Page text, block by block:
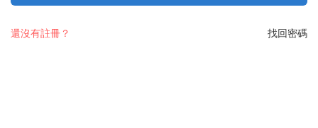
找回密碼
還沒有註冊？